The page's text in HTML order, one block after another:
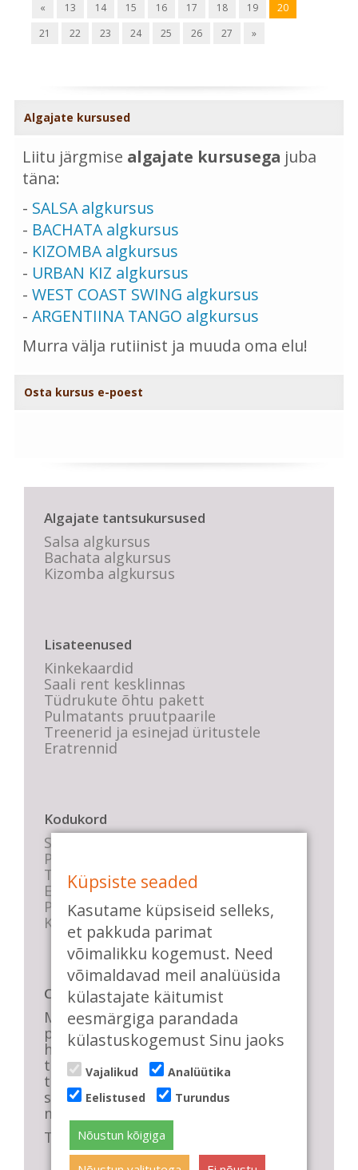
« 13 14 15 16 17 18 19
20
21
22 23 24 25 26 27 »
Algajate kursused
Liitu järgmise algajate kursusega juba
täna:
- SALSA algkursus
- BACHATA algkursus
- KIZOMBA algkursus
- URBAN KIZ algkursus
- WEST COAST SWING algkursus
- ARGENTIINA TANGO algkursus
Murra välja rutiinist ja muuda oma elu!
Osta kursus e-poest
Algajate tantsukursused
Salsa algkursus
Bachata algkursus
Kizomba algkursus
Lisateenused
Kinkekaardid
Saali rent kesklinnas
Tüdrukute õhtu pakett
Pulmatants pruutpaarile
Treenerid ja esinejad üritustele
Eratrennid
Kodukord
Stuudio sisekord
Privaatsustingimused
Tasemete kirjeldused
E-poe tingimused
Parkimise info
KKK
Casa de Baile
Me pühendume lõbusale olemisele,
positiivsele seltskonnale ja
huvitavatele ning kasulikele
tantsudele. Kui mõnes meie
talveõhtuses trennis tuled kustutada,
siis vaatab vastu säravate silmade
meri, mis näitab, et oleme õigel teel!
Tule ka sina meie sekka.
Küpsiste seaded
Kasutame küpsiseid selleks,
et pakkuda parimat
võimalikku kogemust. Need
võimaldavad meil analüüsida
külastajate käitumist
eesmärgiga parandada
külastuskogemust Sinu jaoks
Vajalikud
Analüütika
Eelistused
Turundus
Nõustun kõigiga